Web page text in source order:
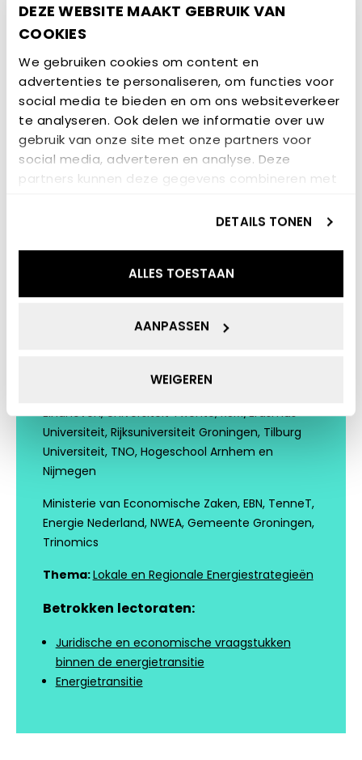
DEZE WEBSITE MAAKT GEBRUIK VAN
COOKIES
We gebruiken cookies om content en
advertenties te personaliseren, om functies voor
social media te bieden en om ons websiteverkeer
te analyseren. Ook delen we informatie over uw
gebruik van onze site met onze partners voor
social media, adverteren en analyse. Deze
partners kunnen deze gegevens combineren met
die ze hebben verzameld op basis van uw gebruik
DETAILS TONEN
ALLES TOESTAAN
AANPASSEN
WEIGEREN
Projectduur:januari 2025 – december 2030
Totaalbudget van het project:
Eindhoven, Universiteit Twente, RSM/Erasmus
Universiteit, Rijksuniversiteit Groningen, Tilburg
Universiteit, TNO, Hogeschool Arnhem en
Nijmegen
Ministerie van Economische Zaken, EBN, TenneT,
Energie Nederland, NWEA, Gemeente Groningen,
Trinomics
Thema:Lokale en Regionale Energiestrategieën
Betrokken lectoraten:
Juridische en economische vraagstukken
binnen de energietransitie
Energietransitie